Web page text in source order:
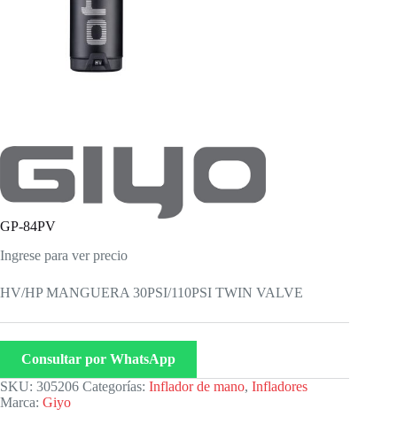
GP-84PV
Ingrese para ver precio
HV/HP MANGUERA 30PSI/110PSI TWIN VALVE
Consultar por WhatsApp
SKU: 305206 Categorías: Inflador de mano, Infladores
Marca: Giyo